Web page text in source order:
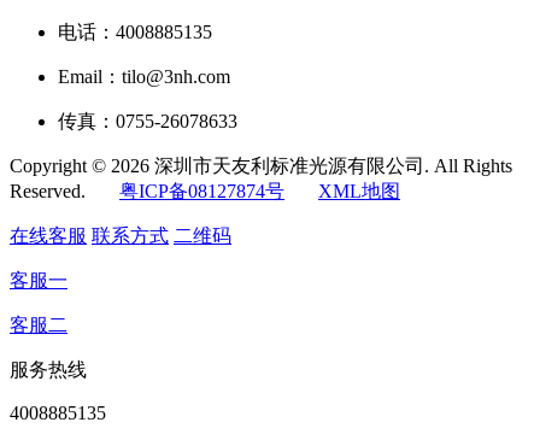
电话：4008885135
Email：tilo@3nh.com
传真：0755-26078633
Copyright © 2026 深圳市天友利标准光源有限公司. All Rights
Reserved. 粤ICP备08127874号 XML地图
在线客服 联系方式 二维码
客服一
客服二
服务热线
4008885135